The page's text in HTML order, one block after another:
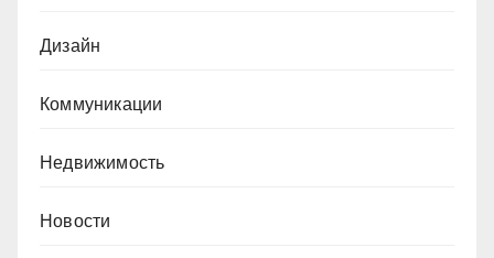
Дизайн
Коммуникации
Недвижимость
Новости